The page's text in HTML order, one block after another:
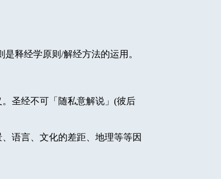
是释经学原则/解经方法的运用。
圣经不可「随私意解说」(彼后
语言、文化的差距、地理等等因